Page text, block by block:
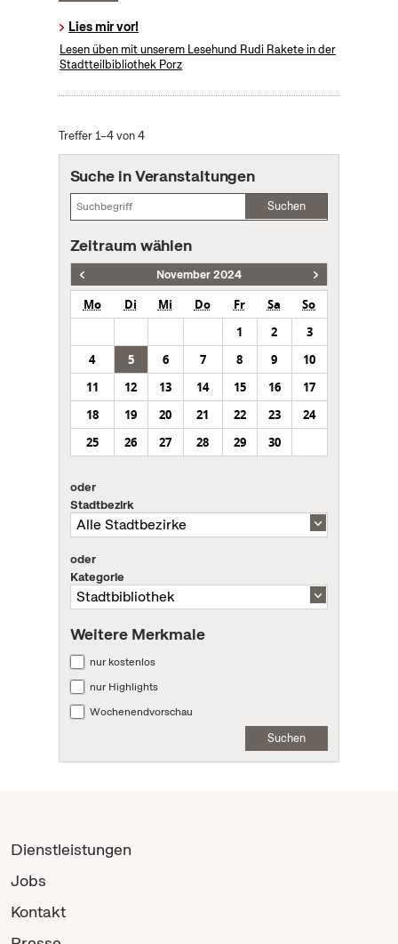
Lies mir vor!
Lesen üben mit unserem Lesehund Rudi Rakete in der
Stadtteilbibliothek Porz
Treffer 1–4 von 4
Suche in Veranstaltungen
Suchen
Zeitraum wählen
November 2024
Mo Di Mi Do Fr Sa
So
1
2
3
4
5 6 7 8 9
10
11
12 13 14 15 16
17
18
19 20 21 22 23
24
25
26 27 28 29 30
oder
Stadtbezirk
oder
Kategorie
Weitere Merkmale
nur kostenlos
nur Highlights
Wochenendvorschau
Suchen
Dienstleistungen
Jobs
Kontakt